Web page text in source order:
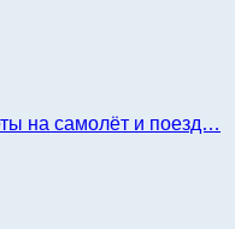
на самолёт и поезд…